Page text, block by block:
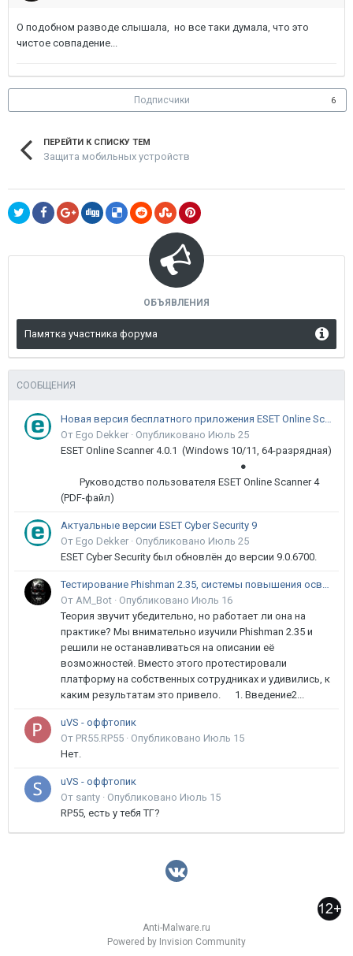
О подобном разводе слышала, но все таки думала, что это
чистое совпадение...
Подписчики 6
ПЕРЕЙТИ К СПИСКУ ТЕМ
Защита мобильных устройств
ОБЪЯВЛЕНИЯ
Памятка участника форума
СООБЩЕНИЯ
От Ego Dekker · Опубликовано Июль 25
ESET Online Scanner 4.0.1 (Windows 10/11, 64-разрядная)
●
Руководство пользователя ESET Online Scanner 4
(PDF-файл)
Актуальные версии ESET Cyber Security 9
От Ego Dekker · Опубликовано Июль 25
ESET Cyber Security был обновлён до версии 9.0.6700.
От AM_Bot · Опубликовано Июль 16
Теория звучит убедительно, но работает ли она на
практике? Мы внимательно изучили Phishman 2.35 и
решили не останавливаться на описании её
возможностей. Вместо этого протестировали
платформу на собственных сотрудниках и удивились, к
каким результатам это привело. 1. Введение2...
uVS - оффтопик
От PR55.RP55 · Опубликовано Июль 15
Нет.
uVS - оффтопик
От santy · Опубликовано Июль 15
RP55, есть у тебя ТГ?
Anti-Malware.ru
Powered by Invision Community